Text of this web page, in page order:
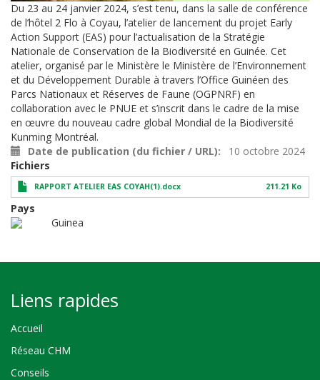
Du 23 au 24 janvier 2024, s’est tenu, dans la salle de conférence
de l’hôtel 2 Flo à Coyau, l’atelier de lancement du projet Early
Action Support (EAS) pour l’actualisation de la Stratégie
Nationale de Conservation de la Biodiversité en Guinée. Cet
atelier, organisé par le Ministère le Ministère de l’Environnement
et du Développement Durable à travers l’Office Guinéen des
Parcs Nationaux et Réserves de Faune (OGPNRF) en
collaboration avec le PNUE et s’inscrit dans le cadre de la mise
en œuvre du nouveau cadre global Mondial de la Biodiversité
Kunming Montréal.
Date de publication (du fichier / URL)
10 octobre 2024
Fichiers
RAPPORT ATELIER EAS COYAH(1).docx 211.21 Ko
Pays
Guinea
Liens rapides
Accueil
Réseau CHM
Conseils